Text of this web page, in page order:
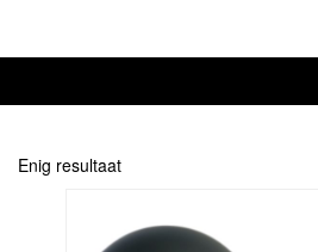
Enig resultaat